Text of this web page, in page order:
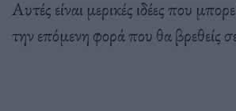
Αυτές είναι μερικές ιδέες που
την επόμενη φορά που θα βρεθείς